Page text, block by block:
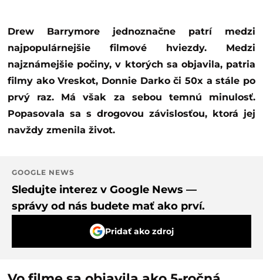
Drew Barrymore jednoznačne patrí medzi
najpopulárnejšie filmové hviezdy. Medzi
najznámejšie počiny, v ktorých sa objavila, patria
filmy ako Vreskot, Donnie Darko či 50x a stále po
prvý raz. Má však za sebou temnú minulosť.
Popasovala sa s drogovou závislosťou, ktorá jej
navždy zmenila život.
GOOGLE NEWS
Sledujte interez v Google News —
správy od nás budete mať ako prví.
Pridať ako zdroj